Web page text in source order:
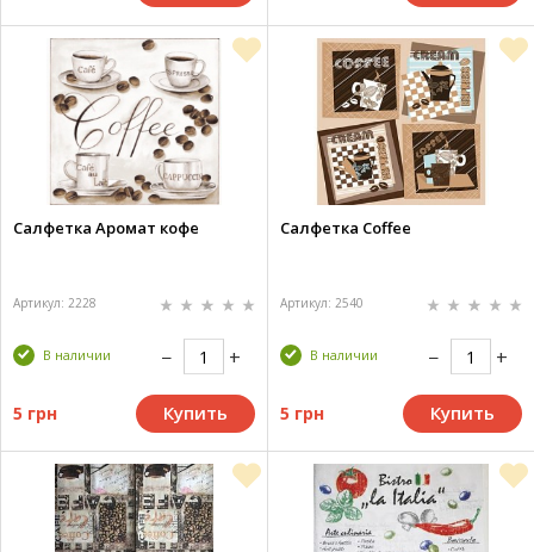
Салфетка Аромат кофе
Артикул: 2228
В наличии
5 грн Купить
Салфетка Coffee
Артикул: 2540
В наличии
5 грн Купить